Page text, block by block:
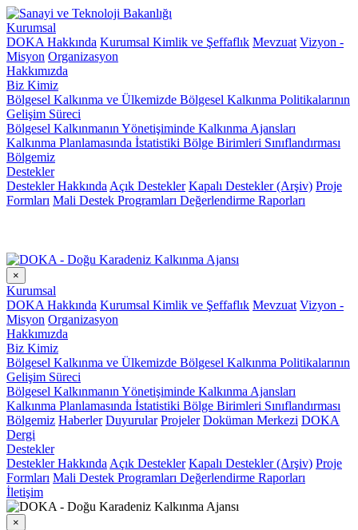
Kurumsal
DOKA Hakkında Kurumsal Kimlik ve Şeffaflık Mevzuat Vizyon -
Misyon Organizasyon
Hakkımızda
Biz Kimiz
Bölgesel Kalkınma ve Ülkemizde Bölgesel Kalkınma Politikalarının
Gelişim Süreci
Bölgesel Kalkınmanın Yönetişiminde Kalkınma Ajansları
Kalkınma Planlamasında İstatistiki Bölge Birimleri Sınıflandırması
Bölgemiz
Destekler
Destekler Hakkında Açık Destekler Kapalı Destekler (Arşiv) Proje
Formları Mali Destek Programları Değerlendirme Raporları
×
Kurumsal
DOKA Hakkında Kurumsal Kimlik ve Şeffaflık Mevzuat Vizyon -
Misyon Organizasyon
Hakkımızda
Biz Kimiz
Bölgesel Kalkınma ve Ülkemizde Bölgesel Kalkınma Politikalarının
Gelişim Süreci
Bölgesel Kalkınmanın Yönetişiminde Kalkınma Ajansları
Kalkınma Planlamasında İstatistiki Bölge Birimleri Sınıflandırması
Bölgemiz Haberler Duyurular Projeler Doküman Merkezi DOKA
Dergi
Destekler
Destekler Hakkında Açık Destekler Kapalı Destekler (Arşiv) Proje
Formları Mali Destek Programları Değerlendirme Raporları
İletişim
×